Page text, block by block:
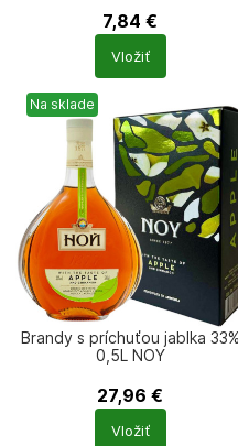
7,84 €
Počet
produktů
Vložiť
Na sklade
Brandy s príchuťou jablka 33%
0,5L NOY
27,96 €
Počet
produktů
Vložiť